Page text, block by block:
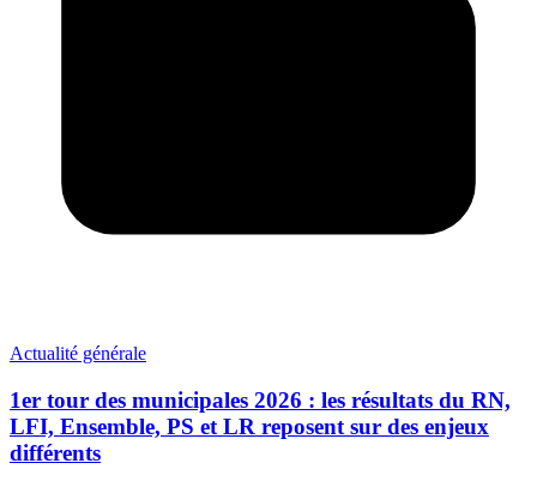
Actualité générale
1er tour des municipales 2026 : les résultats du RN,
LFI, Ensemble, PS et LR reposent sur des enjeux
différents